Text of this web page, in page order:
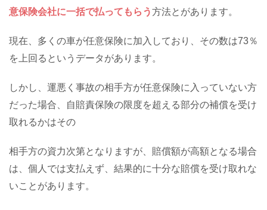
意保険会社に一括で払ってもらう方法とがあります。
現在、多くの車が任意保険に加入しており、その数は73％
を上回るというデータがあります。
しかし、運悪く事故の相手方が任意保険に入っていない方
だった場合、自賠責保険の限度を超える部分の補償を受け
取れるかはその
相手方の資力次第となりますが、賠償額が高額となる場合
は、個人では支払えず、結果的に十分な賠償を受け取れな
いことがあります。